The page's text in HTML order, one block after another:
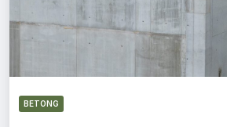
BETONG